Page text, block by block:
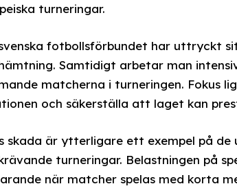
turneringar.
fotbollsförbundet har uttryckt
Samtidigt arbetar man
matcherna i turneringen. Fokus
och säkerställa att laget kan
skada är ytterligare ett exempel på
turneringar. Belastningen på
när matcher spelas med korta